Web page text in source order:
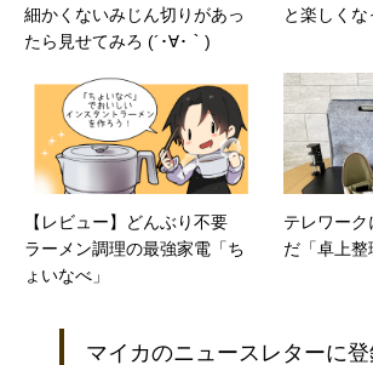
細かくないみじん切りがあっ
たら見せてみろ (´･∀･｀)
と楽しくな
【レビュー】どんぶり不要
ラーメン調理の最強家電「ち
ょいなべ」
テレワー
だ「卓上整
マイカのニュースレターに